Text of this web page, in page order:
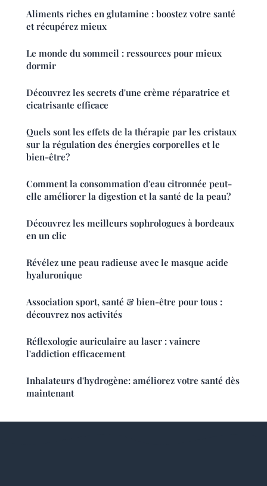
Aliments riches en glutamine : boostez votre santé
et récupérez mieux
Le monde du sommeil : ressources pour mieux
dormir
Découvrez les secrets d'une crème réparatrice et
cicatrisante efficace
Quels sont les effets de la thérapie par les cristaux
sur la régulation des énergies corporelles et le
bien-être?
Comment la consommation d'eau citronnée peut-
elle améliorer la digestion et la santé de la peau?
Découvrez les meilleurs sophrologues à bordeaux
en un clic
Révélez une peau radieuse avec le masque acide
hyaluronique
Association sport, santé & bien-être pour tous :
découvrez nos activités
Réflexologie auriculaire au laser : vaincre
l'addiction efficacement
Inhalateurs d'hydrogène: améliorez votre santé dès
maintenant